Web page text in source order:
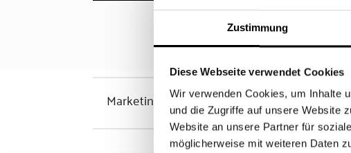
Zustimmung
Diese Webseite verwendet Cookies
Wir verwenden Cookies, um Inhalte
und die Zugriffe auf unsere Website
Website an unsere Partner für
möglicherweise mit weiteren Daten
Marketinghinweis